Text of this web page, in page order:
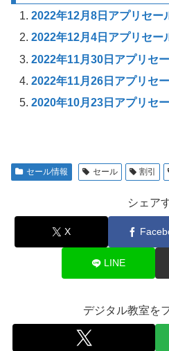
2022年12月8日アプリセー
2022年12月4日アプリセー
2022年11月30日アプリセ
2022年11月26日アプリセ
2020年10月23日アプリセ
セール情報 セール 割引
シェア
X
LINE
デジタル教室を